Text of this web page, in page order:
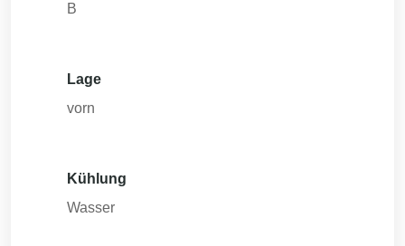
B
Lage
vorn
Kühlung
Wasser